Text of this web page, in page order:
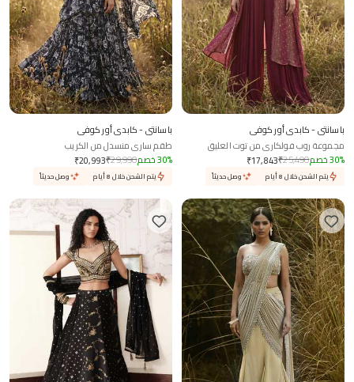
باسانتي - كابدي أور كوفي
مجموعة روب فولكاري من توت العليق
₹17,843₹25,490 30% خصم
يتم الشحن خلال 8 أيام وصل حديثاً
باسانتي - كابدي أور كوفي
طقم ساري منسدل من الكريب
₹20,993₹29,990 30% خصم
يتم الشحن خلال 8 أيام وصل حديثاً